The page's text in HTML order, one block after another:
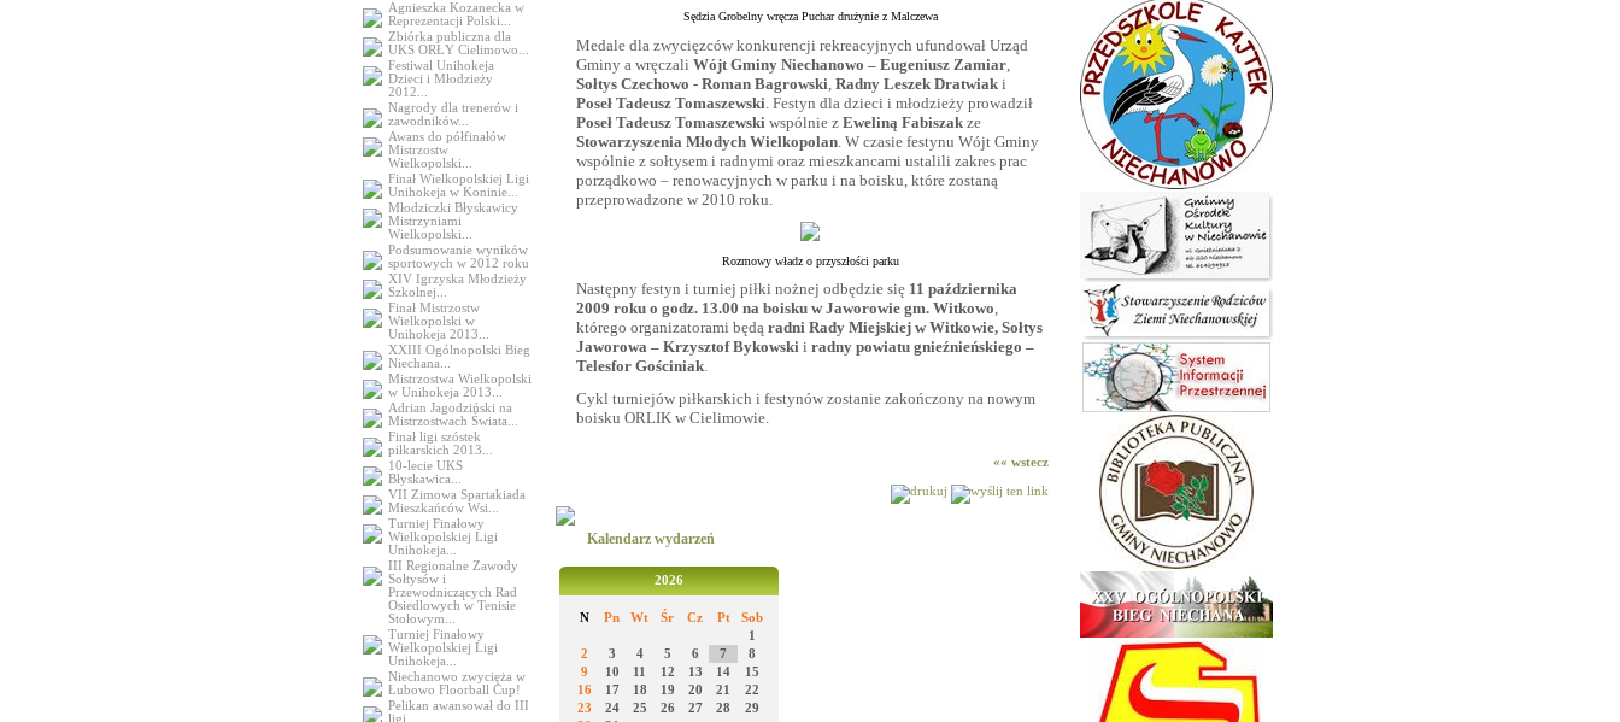
Agnieszka Kozanecka w
Reprezentacji Polski...
Zbiórka publiczna dla
UKS ORŁY Cielimowo...
Festiwal Unihokeja
Dzieci i Młodzieży
2012...
Nagrody dla trenerów i
zawodników...
Awans do półfinałów
Mistrzostw
Wielkopolski...
Finał Wielkopolskiej Ligi
Unihokeja w Koninie...
Młodziczki Błyskawicy
Mistrzyniami
Wielkopolski...
Podsumowanie wyników
sportowych w 2012 roku
XIV Igrzyska Młodzieży
Szkolnej...
Finał Mistrzostw
Wielkopolski w
Unihokeja 2013...
XXIII Ogólnopolski Bieg
Niechana...
Mistrzostwa Wielkopolski
w Unihokeja 2013...
Adrian Jagodziński na
Mistrzostwach Świata...
Finał ligi szóstek
piłkarskich 2013...
10-lecie UKS
Błyskawica...
VII Zimowa Spartakiada
Mieszkańców Wsi...
Turniej Finałowy
Wielkopolskiej Ligi
Unihokeja...
III Regionalne Zawody
Sołtysów i
Przewodniczących Rad
Osiedlowych w Tenisie
Stołowym...
Turniej Finałowy
Wielkopolskiej Ligi
Unihokeja...
Niechanowo zwycięża w
Łubowo Floorball Cup!
Pelikan awansował do III
ligi...
Sędzia Grobelny wręcza Puchar drużynie z Malczewa
Medale dla zwycięzców konkurencji rekreacyjnych ufundował Urząd
Gminy a wręczali Wójt Gminy Niechanowo – Eugeniusz Zamiar
Sołtys Czechowo - Roman Bagrowski Radny Leszek Dratwiak i
Poseł Tadeusz Tomaszewski . Festyn dla dzieci i młodzieży prowadził
Poseł Tadeusz Tomaszewski wspólnie z Eweliną Fabiszak ze
Stowarzyszenia Młodych Wielkopolan . W czasie festynu Wójt Gminy
wspólnie z sołtysem i radnymi oraz mieszkancami ustalili zakres prac
porządkowo – renowacyjnych w parku i na boisku, które zostaną
przeprowadzone w 2010 roku.
Rozmowy władz o przyszłości parku
Następny festyn i turniej piłki nożnej odbędzie się 11 października
2009 roku o godz. 13.00 na boisku w Jaworowie gm. Witkowo,
którego organizatorami będą radni Rady Miejskiej w Witkowie, Sołtys
Jaworowa – Krzysztof Bykowski i radny powiatu gnieźnieńskiego –
Telesfor Gościniak.
Cykl turniejów piłkarskich i festynów zostanie zakończony na nowym
boisku ORLIK w Cielimowie.
«« wstecz
Kalendarz wydarzeń
2026
N Pn Wt Śr Cz Pt
Sob
1
2
3 4 5 6 7
8
9
10 11 12 13 14
15
16
17 18 19 20 21
22
23
24 25 26 27 28
29